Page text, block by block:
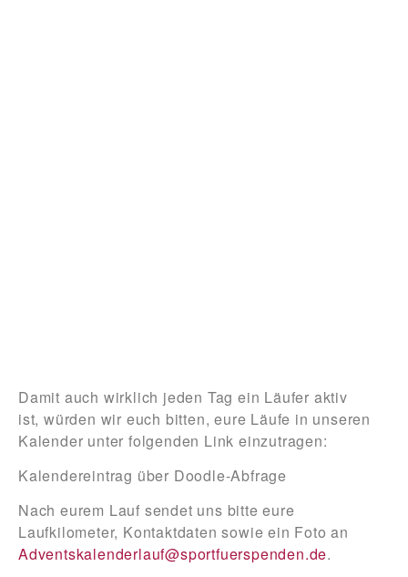
Damit auch wirklich jeden Tag ein Läufer aktiv
ist, würden wir euch bitten, eure Läufe in unseren
Kalender unter folgenden Link einzutragen:
Kalendereintrag über Doodle-Abfrage
Nach eurem Lauf sendet uns bitte eure
Laufkilometer, Kontaktdaten sowie ein Foto an
Adventskalenderlauf@sportfuerspenden.de.